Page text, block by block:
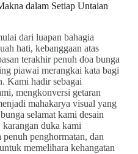
dalam Setiap Untaian
dari luapan bahagia
hati, kebanggaan atas
terakhir penuh doa bunga
piawai merangkai kata bagi
Kami hadir sebagai
mengkonversi getaran
mahakarya visual yang
selamat kami desain
duka kami
penuh penghormatan, dan
memelihara kehangatan